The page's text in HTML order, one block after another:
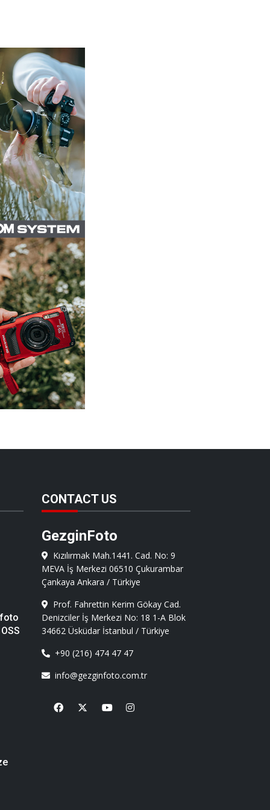
CONTACT US
GezginFoto
Kızılırmak Mah.1441. Cad. No: 9
MEVA İş Merkezi 06510 Çukurambar
Çankaya Ankara / Türkiye
Prof. Fahrettin Kerim Gökay Cad.
Denizciler İş Merkezi No: 18 1-A Blok
34662 Üsküdar İstanbul / Türkiye
+90 (216) 474 47 47
info@gezginfoto.com.tr